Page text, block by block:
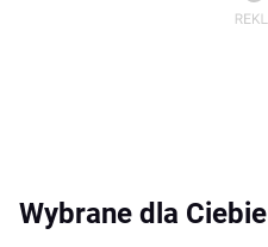
Wybrane dla Ciebie